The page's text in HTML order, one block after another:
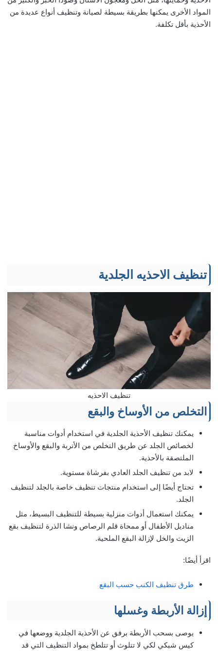
المواد الأخرى يمكنها بطريقة بسيطة لصيانة وتنظيف أنواع عديدة من
الأحذية بأقل تكلفة.
تنظيف الاحذيه الجلدية
تنظيف الاحذيه
التخلص من الأوساخ والبقع
يمكنك تنظيف الأحذية الجلدية في استخدام أدوات مناسبة
لخصائص الجلد عن طريق التخلص من الأتربة والبقع والأوساخ
الملتصقة بالأحذية.
لابد من تنظيف الجلد العادي بفرشاة مستوية.
تحتاج أيضًا إلى استخدام منتجات تنظيف خاصة بالجلد لتنظيف
الجلد.
يمكنك استعمال أدوات منزلية بسيطة للتنظيف البسيط، مثل
مناديل الأطفال أو ممحاة قلم الرصاص ونشا الذرة لتنظيف بقع
الزيت والخل لإزالة البقع الملحية.
اقرأ أيضًا:
طرق تنظيف الكنب حسب البقع
إزالة الأربطة وغسلها
يوصى بسحب الأربطة برفق عن الأحذية الجلدية ووضعها في
كيس شبكي لكي لا تتلوث أو تتلطخ بمواد التنظيف التي قد